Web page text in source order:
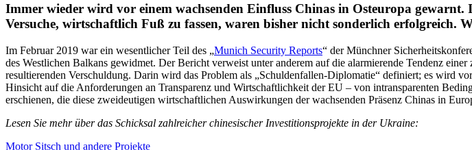
Immer wieder wird vor einem wach­sen­den Ein­fluss Chinas in Ost­eu­ropa
Ver­su­che, wirt­schaft­lich Fuß zu fassen, waren bisher nicht son­der­lich erfolg­reich.
Im Februar 2019 war ein wesent­li­cher Teil des „Munich Secu­rity Reports“ der Münch­ner
des West­li­chen Balkans gewid­met. Der Bericht ver­weist unter anderem auf die alar­mie­rende Tendenz
resul­tie­ren­den Ver­schul­dung. Darin wird das Problem als „Schul­den­fal­len-Diplo­ma­tie“ defi­niert; es wird
Hin­sicht auf die Anfor­de­run­gen an Trans­pa­renz und Wirt­schaft­lich­keit der EU – von intrans­pa­ren­ten
erschie­nen, die diese zwei­deu­ti­gen wirt­schaft­li­chen Aus­wir­kun­gen der wach­sen­den Präsenz Chinas in
Lesen Sie mehr über das Schick­sal zahl­rei­cher chi­ne­si­scher Inves­ti­ti­ons­pro­jekte in der Ukraine:
Motor Sitsch und andere Projekte